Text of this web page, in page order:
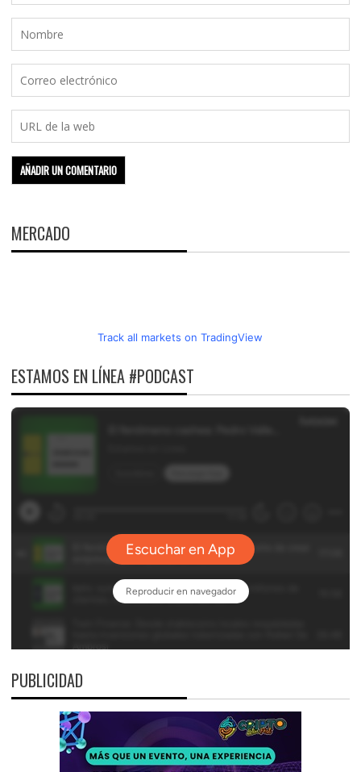
MERCADO
Track all markets on TradingView
ESTAMOS EN LÍNEA #PODCAST
PUBLICIDAD